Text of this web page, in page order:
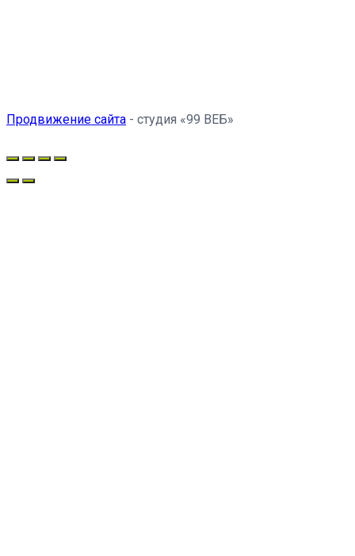
Продвижение сайта - студия «99 ВЕБ»